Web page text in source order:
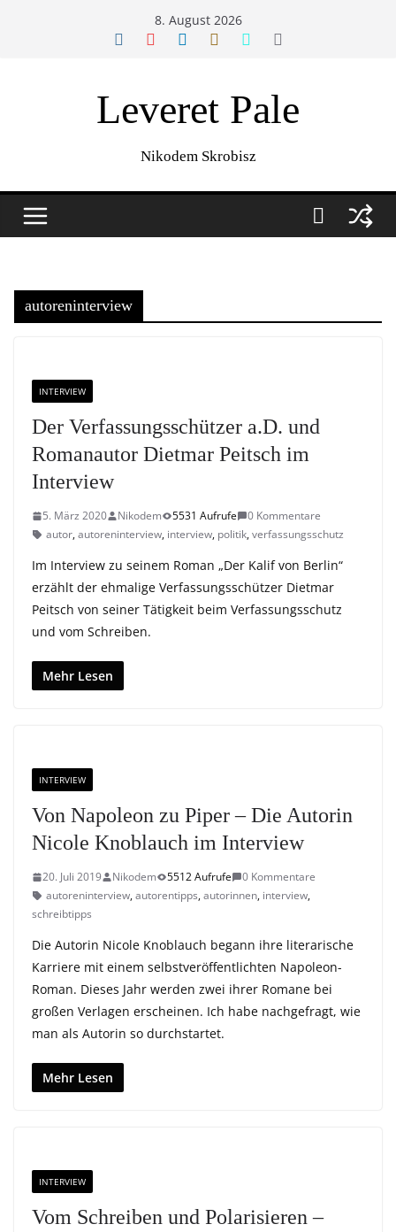
8. August 2026
Leveret Pale
Nikodem Skrobisz
autoreninterview
INTERVIEW
Der Verfassungsschützer a.D. und
Romanautor Dietmar Peitsch im
Interview
5. März 2020 Nikodem 5531 Aufrufe
0 Kommentare
autor,autoreninterview, interview, politik,verfassungsschutz
Im Interview zu seinem Roman „Der Kalif von Berlin“
erzählt der ehmalige Verfassungsschützer Dietmar
Peitsch von seiner Tätigkeit beim Verfassungsschutz
und vom Schreiben.
Mehr Lesen
INTERVIEW
Von Napoleon zu Piper – Die Autorin
Nicole Knoblauch im Interview
20. Juli 2019 Nikodem 5512 Aufrufe
0 Kommentare
autoreninterview,autorentipps,autorinnen, interview,
schreibtipps
Die Autorin Nicole Knoblauch begann ihre literarische
Karriere mit einem selbstveröffentlichten Napoleon-
Roman. Dieses Jahr werden zwei ihrer Romane bei
großen Verlagen erscheinen. Ich habe nachgefragt, wie
man als Autorin so durchstartet.
Mehr Lesen
INTERVIEW
Vom Schreiben und Polarisieren –